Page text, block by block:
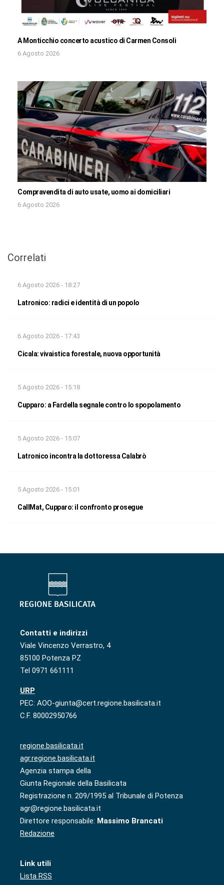
A Monticchio concerto acustico di Carmen Consoli
6 Agosto 2026
Compravendita di auto usate, uomo ai domiciliari
6 Agosto 2026
Correlati
6 Agosto 2026 - 18:27
Latronico: radici e identità di un popolo
6 Agosto 2026 - 17:43
Cicala: vivaistica forestale, nuova opportunità
5 Agosto 2026 - 15:18
Cupparo: a Fardella segnale contro lo spopolamento
5 Agosto 2026 - 15:07
Latronico incontra la dottoressa Calabrò
5 Agosto 2026 - 15:01
CallMat, Cupparo: il confronto prosegue
Contatti e indirizzi
Viale Vincenzo Verrastro, 4
85100 Potenza PZ
Tel 0971 661111
URP
PEC: AOO-giunta@cert.regione.basilicata.it
C.F. 80002950766
regione.basilicata.it
agr.regione.basilicata.it
Agenzia stampa della
Giunta Regionale della Basilicata
Registrazione n. 209/1995 al Tribunale di Potenza
agr@regione.basilicata.it
Direttore responsabile: Massimo Brancati
Redazione
Link utili
Lista RSS